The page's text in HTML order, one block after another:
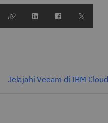
Jelajahi Veeam di IBM Cloud